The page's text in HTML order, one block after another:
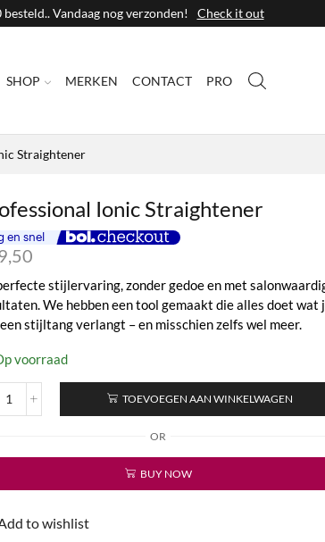
Vandaag nog verzonden! Check it out
SHOP MERKEN CONTACT PRO
Straightener
Ionic Straightener
stijlervaring, zonder gedoe en met
We hebben een tool gemaakt die alles doet wat
stijltang verlangt – en misschien zelfs wel meer.
voorraad
Professional
aantal
TOEVOEGEN AAN WINKELWAGEN
OR
BUY NOW
to wishlist